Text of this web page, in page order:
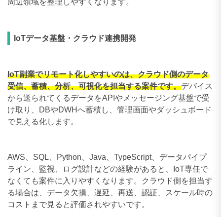
IoTデータ基盤・クラウド連携開発
IoT副業でリモート化しやすいのは、クラウド側のデータ
受信、蓄積、分析、可視化を担当する案件です。デバイス
から送られてくるデータをAPIやメッセージング基盤で受
け取り、DBやDWHへ蓄積し、管理画面やダッシュボード
で見える化します。
AWS、SQL、Python、Java、TypeScript、データパイプ
ライン、監視、ログ設計などの経験があると、IoT専任で
なくても案件に入りやすくなります。クラウド側を担当す
る場合は、データ欠損、遅延、再送、認証、スケール時の
コストまで見ると評価されやすいです。